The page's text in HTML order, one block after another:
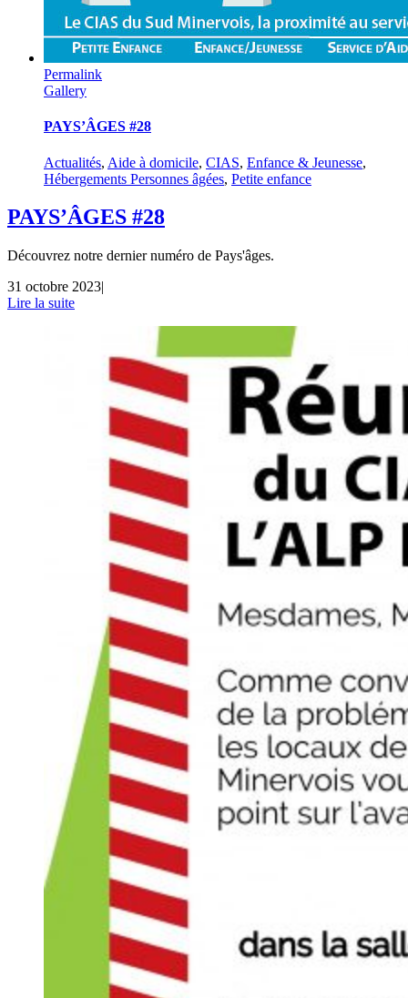
Permalink
Gallery
PAYS’ÂGES #28
Actualités, Aide à domicile, CIAS, Enfance & Jeunesse,
Hébergements Personnes âgées, Petite enfance
PAYS’ÂGES #28
Découvrez notre dernier numéro de Pays'âges.
31 octobre 2023|
Lire la suite